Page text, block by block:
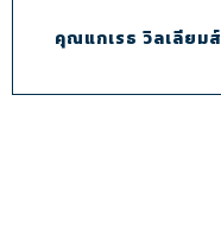
คุณแกเรธ วิลเลียมส์